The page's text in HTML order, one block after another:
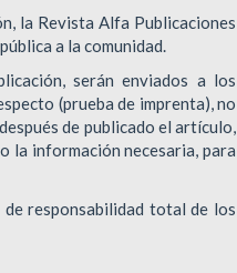
la Revista Alfa Publicaciones
a la comunidad.
serán enviados a los
(prueba de imprenta), no
de publicado el artículo,
la información necesaria, para
responsabilidad total de los